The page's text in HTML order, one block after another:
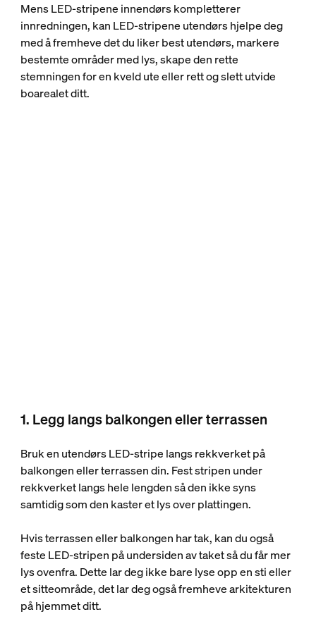
Mens LED-stripene innendørs kompletterer
innredningen, kan LED-stripene utendørs hjelpe deg
med å fremheve det du liker best utendørs, markere
bestemte områder med lys, skape den rette
stemningen for en kveld ute eller rett og slett utvide
boarealet ditt.
1. Legg langs balkongen eller terrassen
Bruk en utendørs LED-stripe langs rekkverket på
balkongen eller terrassen din. Fest stripen under
rekkverket langs hele lengden så den ikke syns
samtidig som den kaster et lys over plattingen.
Hvis terrassen eller balkongen har tak, kan du også
feste LED-stripen på undersiden av taket så du får mer
lys ovenfra. Dette lar deg ikke bare lyse opp en sti eller
et sitteområde, det lar deg også fremheve arkitekturen
på hjemmet ditt.